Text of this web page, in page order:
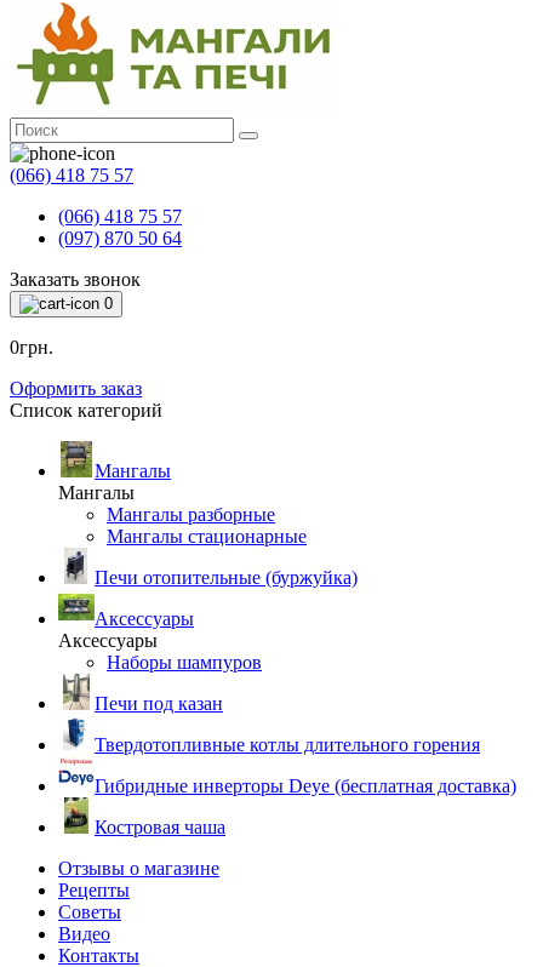
(066) 418 75 57
(066) 418 75 57
(097) 870 50 64
Заказать звонок
0
0грн.
Оформить заказ
Список категорий
Мангалы
Мангалы
Мангалы разборные
Мангалы стационарные
Печи отопительные (буржуйка)
Аксессуары
Аксессуары
Наборы шампуров
Печи под казан
Твердотопливные котлы длительного горения
Гибридные инверторы Deye (бесплатная доставка)
Костровая чаша
Отзывы о магазине
Рецепты
Советы
Видео
Контакты